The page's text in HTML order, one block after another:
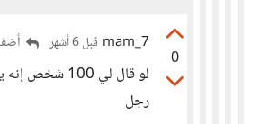
0
mam_7 قبل 6 أشهر
لو قال لي 100
رجل